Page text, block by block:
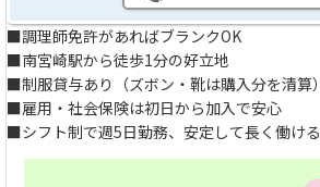
■調理師免許があればブランクOK
■南宮崎駅から徒歩1分の好立地
■制服貸与あり（ズボン・靴は購入分を清算）
■雇用・社会保険は初日から加入で安心
■シフト制で週5日勤務、安定して長く働ける